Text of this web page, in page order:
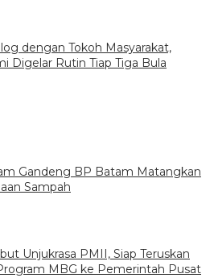
dengan Tokoh Masyarakat,
Digelar Rutin Tiap Tiga Bula
Gandeng BP Batam Matangkan
Sampah
Unjukrasa PMII, Siap Teruskan
MBG ke Pemerintah Pusat